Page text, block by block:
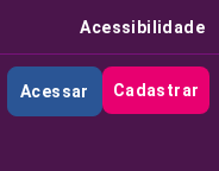
Acessibilidade
Acessar Cadastrar